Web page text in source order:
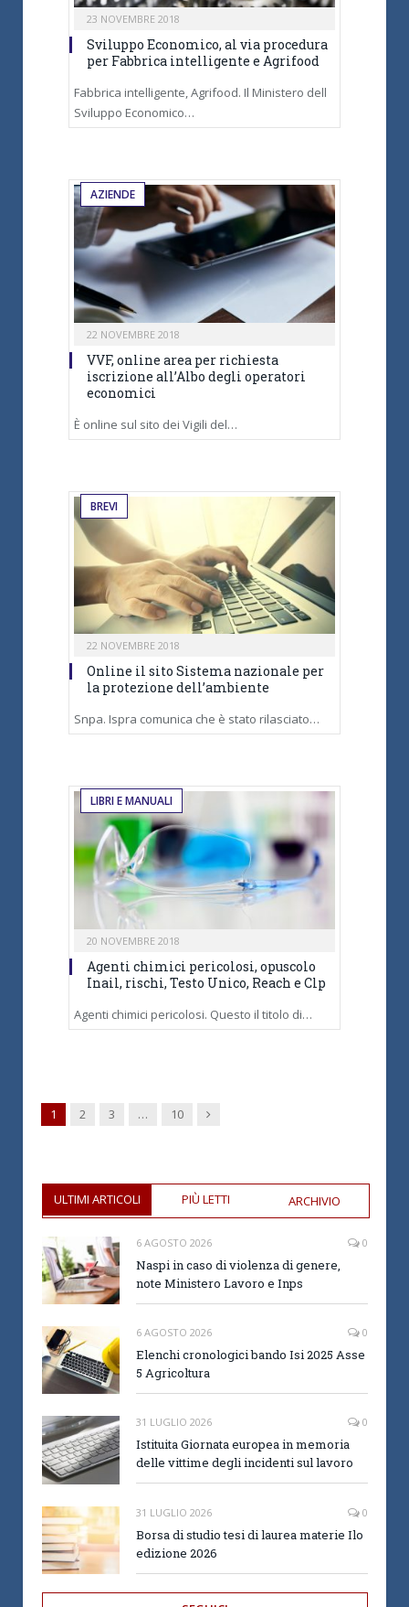
23 NOVEMBRE 2018
Sviluppo Economico, al via procedura
per Fabbrica intelligente e Agrifood
Fabbrica intelligente, Agrifood. Il Ministero dell
Sviluppo Economico…
AZIENDE
22 NOVEMBRE 2018
VVF, online area per richiesta
iscrizione all’Albo degli operatori
economici
È online sul sito dei Vigili del…
BREVI
22 NOVEMBRE 2018
Online il sito Sistema nazionale per
la protezione dell’ambiente
Snpa. Ispra comunica che è stato rilasciato…
LIBRI E MANUALI
20 NOVEMBRE 2018
Agenti chimici pericolosi, opuscolo
Inail, rischi, Testo Unico, Reach e Clp
Agenti chimici pericolosi. Questo il titolo di…
1 2 3 … 10 Next
ULTIMI ARTICOLI PIÙ LETTI ARCHIVIO
6 AGOSTO 2026 0
Naspi in caso di violenza di genere,
note Ministero Lavoro e Inps
6 AGOSTO 2026 0
Elenchi cronologici bando Isi 2025 Asse
5 Agricoltura
31 LUGLIO 2026 0
Istituita Giornata europea in memoria
delle vittime degli incidenti sul lavoro
31 LUGLIO 2026 0
Borsa di studio tesi di laurea materie Ilo
edizione 2026